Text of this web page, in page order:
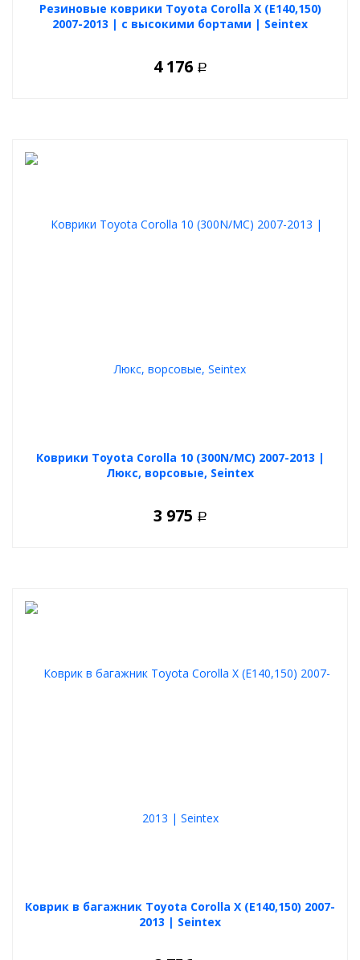
Резиновые коврики Toyota Corolla X (E140,150)
2007-2013 | с высокими бортами | Seintex
4 176 Р
Коврики Toyota Corolla 10 (300N/MC) 2007-2013 |
Люкс, ворсовые, Seintex
3 975 Р
Коврик в багажник Toyota Corolla X (E140,150) 2007-
2013 | Seintex